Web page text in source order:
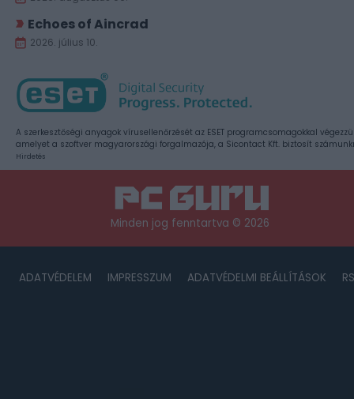
Echoes of Aincrad
2026. július 10.
A szerkesztőségi anyagok vírusellenőrzését az ESET programcsomagokkal
amelyet a szoftver magyarországi forgalmazója, a Sicontact Kft. biztosít
Hirdetés
Minden jog fenntartva © 2026
ADATVÉDELEM IMPRESSZUM ADATVÉDELMI BEÁLLÍTÁSOK